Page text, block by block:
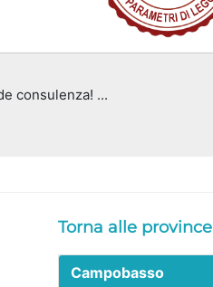
consulenza! ...
Torna alle province
Campobasso